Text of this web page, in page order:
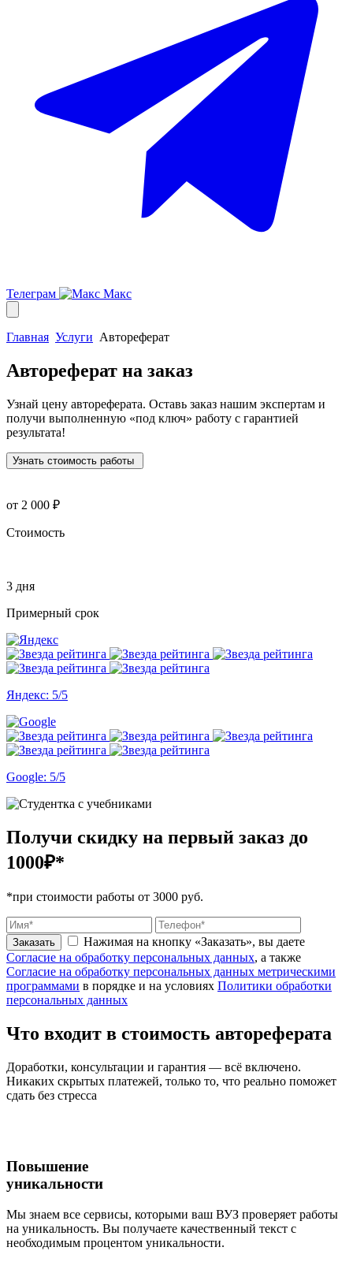
Телеграм Макс
Главная Услуги Автореферат
Автореферат на заказ
Узнай цену автореферата. Оставь заказ нашим экспертам и
получи выполненную «под ключ» работу с гарантией
результата!
Узнать стоимость работы
от 2 000 ₽
Стоимость
3 дня
Примерный срок
Яндекс: 5/5
Google: 5/5
Получи скидку на первый заказ до
1000₽*
*при стоимости работы от 3000 руб.
Заказать
Нажимая на кнопку «Заказать», вы даете
Согласие на обработку персональных данных, а также
Согласие на обработку персональных данных метрическими
программами в порядке и на условиях Политики обработки
персональных данных
Что входит в стоимость автореферата
Доработки, консультации и гарантия — всё включено.
Никаких скрытых платежей, только то, что реально поможет
сдать без стресса
Повышение
уникальности
Мы знаем все сервисы, которыми ваш ВУЗ проверяет работы
на уникальность. Вы получаете качественный текст с
необходимым процентом уникальности.